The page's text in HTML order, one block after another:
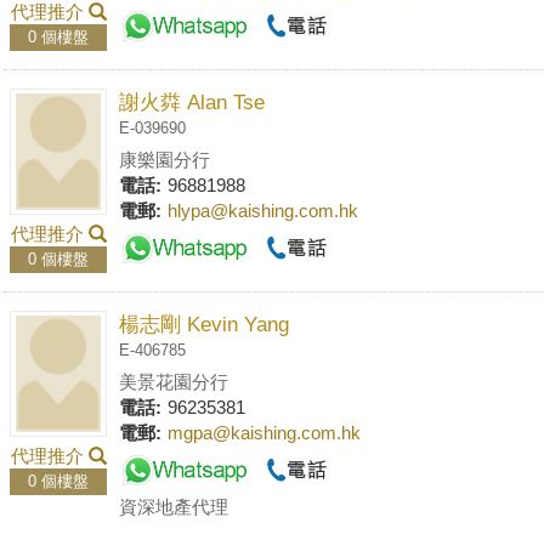
代理推介
0 個樓盤
代理推介
0 個樓盤
謝火粦 Alan Tse
E-039690
康樂園分行
電話: 96881988
電郵: hlypa@kaishing.com.hk
代理推介
0 個樓盤
楊志剛 Kevin Yang
E-406785
美景花園分行
電話: 96235381
電郵: mgpa@kaishing.com.hk
資深地產代理